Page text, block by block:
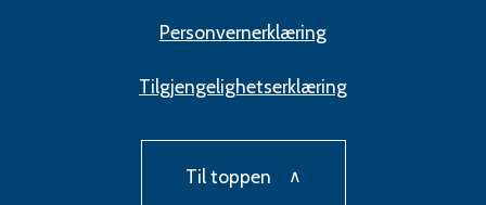
Personvernerklæring
Tilgjengelighetserklæring
Til toppen